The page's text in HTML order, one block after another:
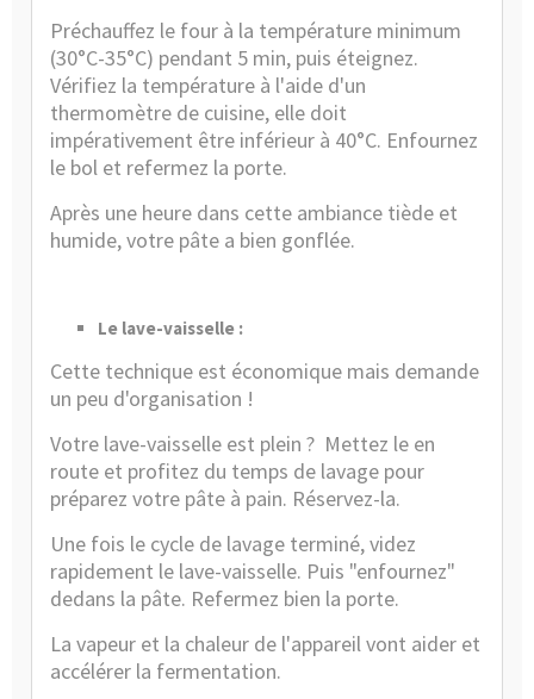
Préchauffez le four à la température minimum
(30°C-35°C) pendant 5 min, puis éteignez.
Vérifiez la température à l'aide d'un
thermomètre de cuisine, elle doit
impérativement être inférieur à 40°C. Enfournez
le bol et refermez la porte.
Après une heure dans cette ambiance tiède et
humide, votre pâte a bien gonflée.
Le lave-vaisselle :
Cette technique est économique mais demande
un peu d'organisation !
Votre lave-vaisselle est plein ? Mettez le en
route et profitez du temps de lavage pour
préparez votre pâte à pain. Réservez-la.
Une fois le cycle de lavage terminé, videz
rapidement le lave-vaisselle. Puis "enfournez"
dedans la pâte. Refermez bien la porte.
La vapeur et la chaleur de l'appareil vont aider et
accélérer la fermentation.